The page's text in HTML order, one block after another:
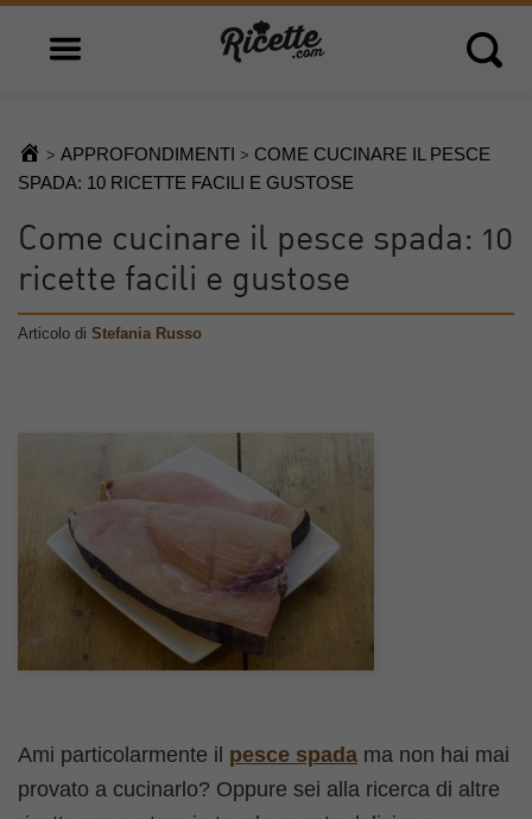
Open main menu Open
> APPROFONDIMENTI > COME CUCINARE IL PESCE
SPADA: 10 RICETTE FACILI E GUSTOSE
Come cucinare il pesce spada: 10
ricette facili e gustose
Articolo di Stefania Russo
Ami particolarmente il pesce spada ma non hai mai
provato a cucinarlo? Oppure sei alla ricerca di altre